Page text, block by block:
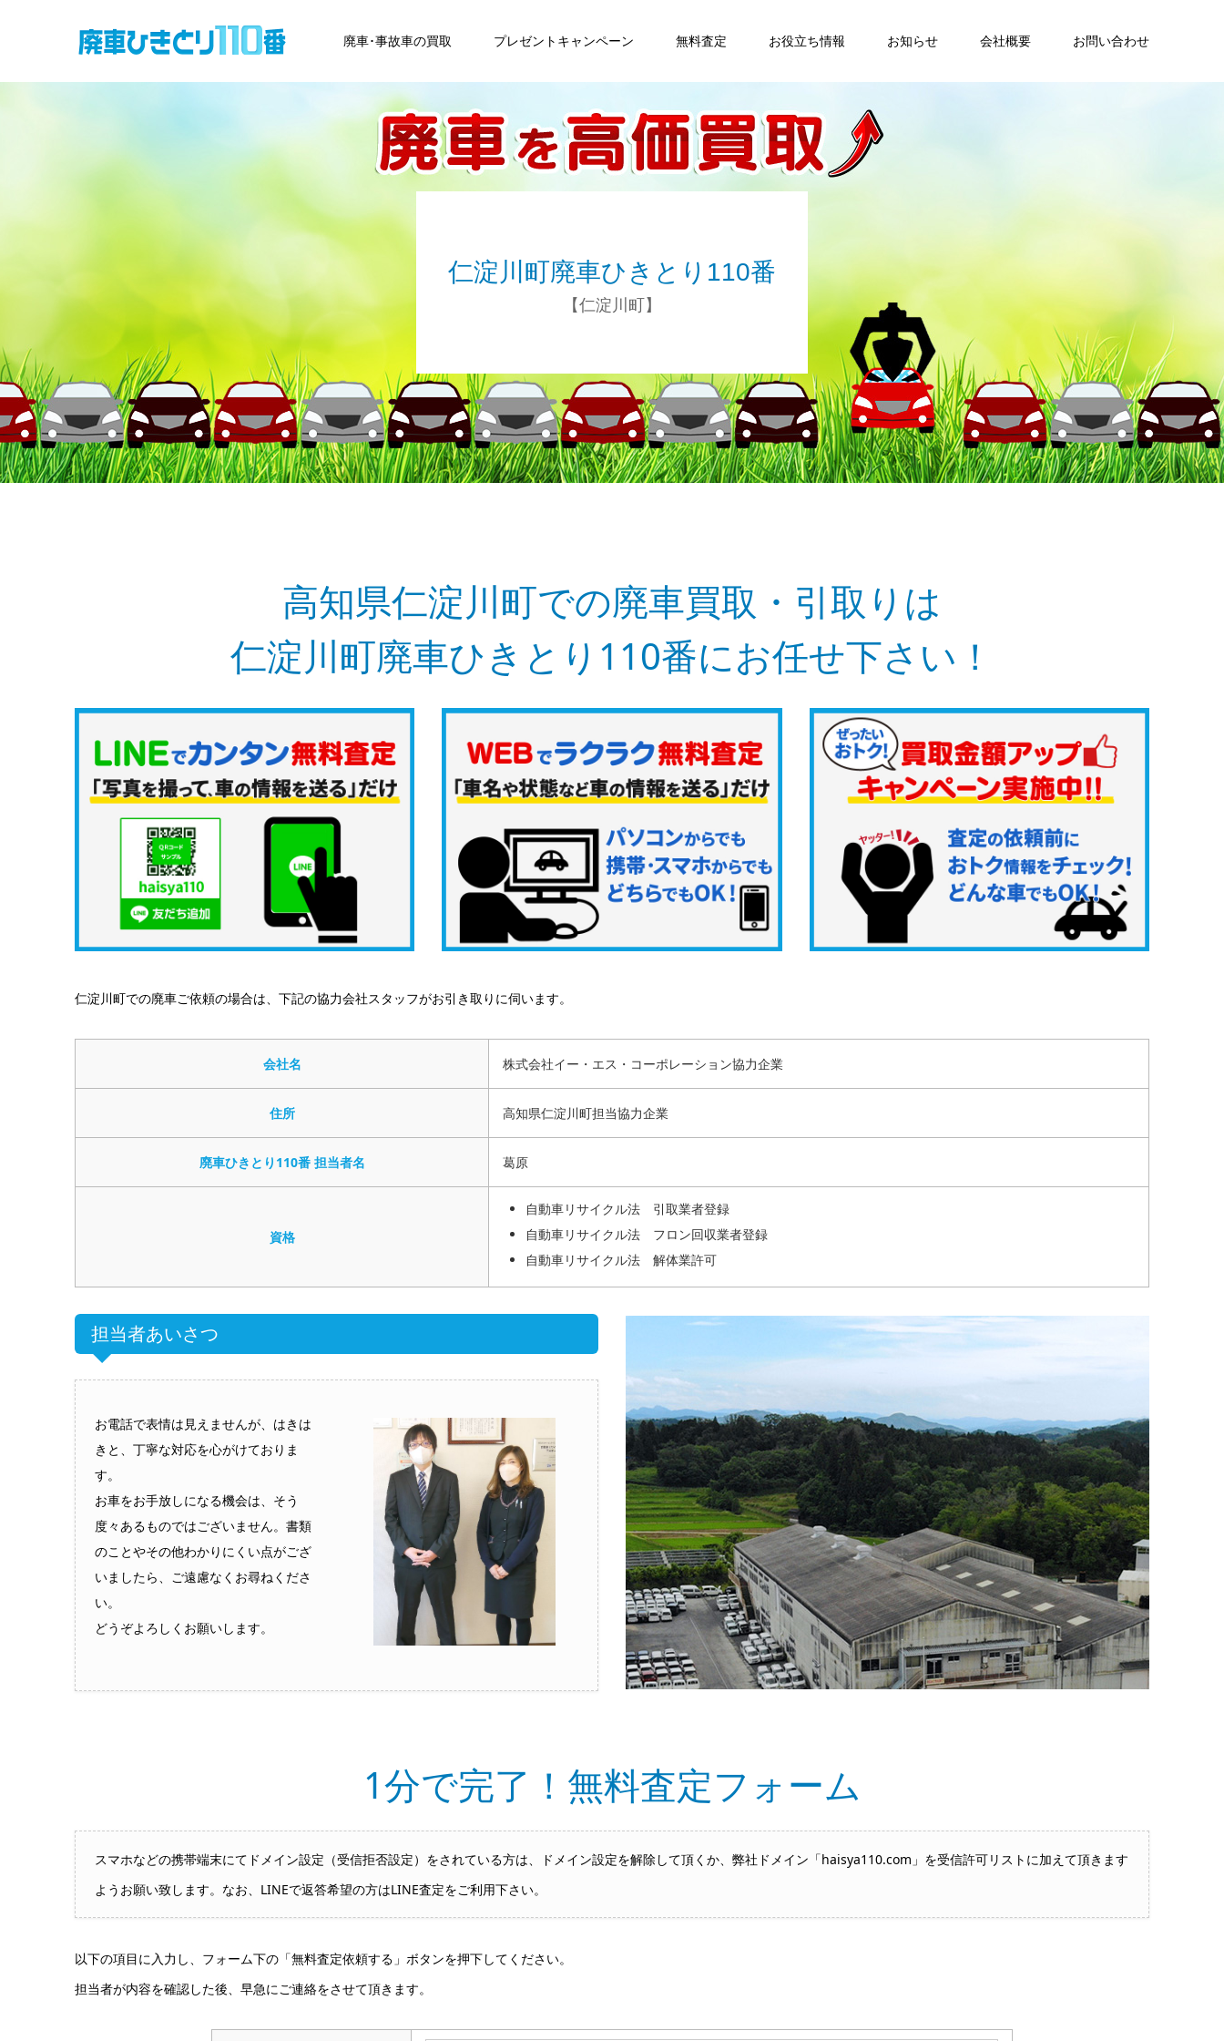
廃車･事故車の買取 プレゼントキャンペーン 無料査定 お役立ち情報 お知らせ 会社概要 お問い合わせ
仁淀川町廃車ひきとり110番
【仁淀川町】
高知県仁淀川町での廃車買取・引取りは
仁淀川町廃車ひきとり110番にお任せ下さい！
仁淀川町での廃車ご依頼の場合は、下記の協力会社スタッフがお引き取りに伺います。
会社名 株式会社イー・エス・コーポレーション協力企業
住所 高知県仁淀川町担当協力企業
廃車ひきとり110番 担当者名 葛原
資格
自動車リサイクル法 引取業者登録
自動車リサイクル法 フロン回収業者登録
自動車リサイクル法 解体業許可
担当者あいさつ
お電話で表情は見えませんが、はきは
きと、丁寧な対応を心がけておりま
す。
お車をお手放しになる機会は、そう
度々あるものではございません。書類
のことやその他わかりにくい点がござ
いましたら、ご遠慮なくお尋ねくださ
い。
どうぞよろしくお願いします。
1分で完了！無料査定フォーム
スマホなどの携帯端末にてドメイン設定（受信拒否設定）をされている方は、ドメイン設定を解除して頂くか、弊社ドメイン「haisya110.com」を受信許可リストに加えて頂きます
ようお願い致します。なお、LINEで返答希望の方はLINE査定をご利用下さい。
以下の項目に入力し、フォーム下の「無料査定依頼する」ボタンを押下してください。
担当者が内容を確認した後、早急にご連絡をさせて頂きます。